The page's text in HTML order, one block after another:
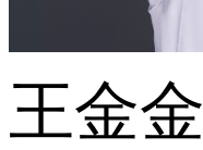
王金金